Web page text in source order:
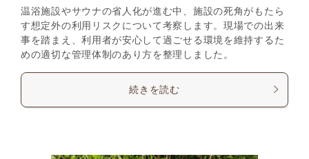
温浴施設やサウナの省人化が進む中、施設の死角がもたら
す想定外の利用リスクについて考察します。現場での出来
事を踏まえ、利用者が安心して過ごせる環境を維持するた
めの適切な管理体制のあり方を整理しました。
続きを読む